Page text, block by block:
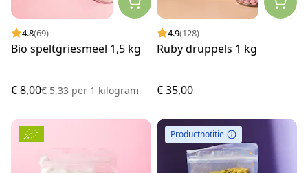
4.8(69)
Bio speltgriesmeel 1,5 kg
€ 8,00€ 5,33 per 1 kilogram
4.9(128)
Ruby druppels 1 kg
€ 35,00
Productnotitie